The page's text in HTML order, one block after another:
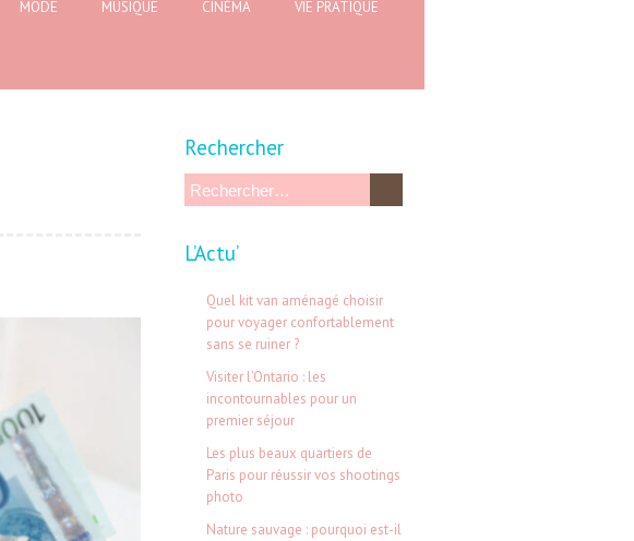
MODE MUSIQUE CINÉMA VIE PRATIQUE
Rechercher
L’Actu’
Quel kit van aménagé choisir
pour voyager confortablement
sans se ruiner ?
Visiter l’Ontario : les
incontournables pour un
premier séjour
Les plus beaux quartiers de
Paris pour réussir vos shootings
photo
Nature sauvage : pourquoi est-il